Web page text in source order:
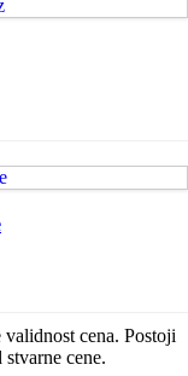
cena. Postoji
cene.